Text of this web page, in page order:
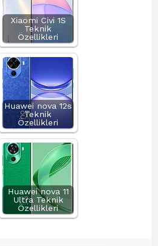
Xiaomi Civi 1S
Teknik
Özellikleri
Huawei nova 12s
Teknik
Özellikleri
Huawei nova 11
Ultra Teknik
Özellikleri